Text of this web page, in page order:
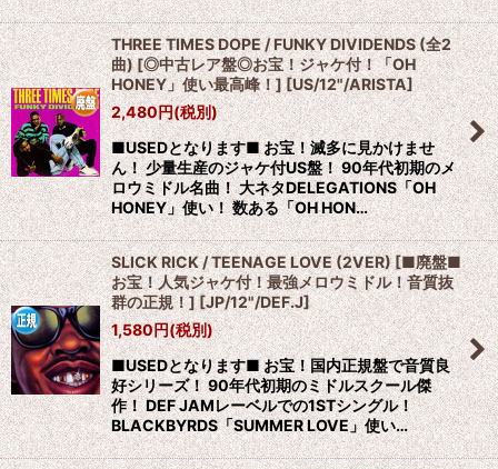
THREE TIMES DOPE / FUNKY DIVIDENDS (全2
曲) [◎中古レア盤◎お宝！ジャケ付！「OH
HONEY」使い最高峰！][US/12"/ARISTA]
2,480円(税別)
■USEDとなります■ お宝！滅多に見かけませ
ん！ 少量生産のジャケ付US盤！ 90年代初期のメ
ロウミドル名曲！ 大ネタDELEGATIONS「OH
HONEY」使い！ 数ある「OH HON…
SLICK RICK / TEENAGE LOVE (2VER) [■廃盤■
お宝！人気ジャケ付！最強メロウミドル！音質抜
群の正規！] [JP/12"/DEF.J]
1,580円(税別)
■USEDとなります■ お宝！国内正規盤で音質良
好シリーズ！ 90年代初期のミドルスクール傑
作！ DEF JAMレーベルでの1STシングル！
BLACKBYRDS「SUMMER LOVE」使い…